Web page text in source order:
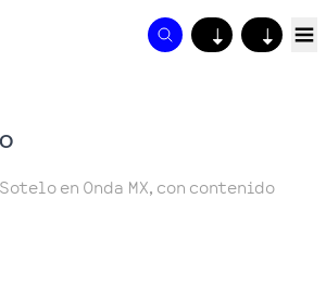
↓ ↓
en Onda MX, con contenido